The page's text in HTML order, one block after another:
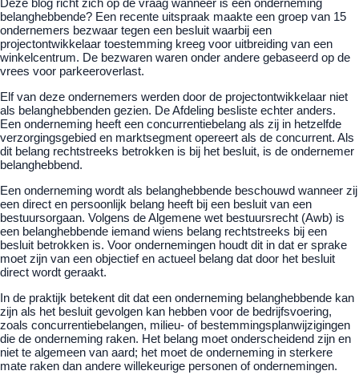
belanghebbende? Een recente uitspraak maakte een groep van 15
ondernemers bezwaar tegen een besluit waarbij een
projectontwikkelaar toestemming kreeg voor uitbreiding van een
winkelcentrum. De bezwaren waren onder andere gebaseerd op de
vrees voor parkeeroverlast.
Elf van deze ondernemers werden door de projectontwikkelaar niet
als belanghebbenden gezien. De Afdeling besliste echter anders.
Een onderneming heeft een concurrentiebelang als zij in hetzelfde
verzorgingsgebied en marktsegment opereert als de concurrent. Als
dit belang rechtstreeks betrokken is bij het besluit, is de ondernemer
belanghebbend.
Een onderneming wordt als belanghebbende beschouwd wanneer zij
een direct en persoonlijk belang heeft bij een besluit van een
bestuursorgaan. Volgens de Algemene wet bestuursrecht (Awb) is
een belanghebbende iemand wiens belang rechtstreeks bij een
besluit betrokken is. Voor ondernemingen houdt dit in dat er sprake
moet zijn van een objectief en actueel belang dat door het besluit
direct wordt geraakt.
In de praktijk betekent dit dat een onderneming belanghebbende kan
zijn als het besluit gevolgen kan hebben voor de bedrijfsvoering,
zoals concurrentiebelangen, milieu- of bestemmingsplanwijzigingen
die de onderneming raken. Het belang moet onderscheidend zijn en
niet te algemeen van aard; het moet de onderneming in sterkere
mate raken dan andere willekeurige personen of ondernemingen.